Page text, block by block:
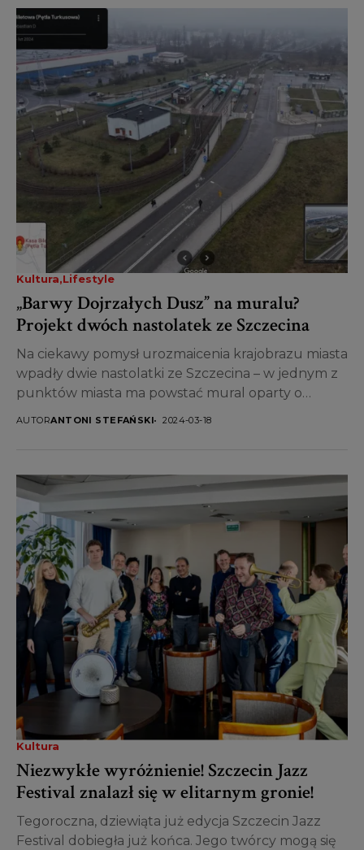
Kultura Lifestyle
„Barwy Dojrzałych Dusz” na muralu?
Projekt dwóch nastolatek ze Szczecina
Na ciekawy pomysł urozmaicenia krajobrazu miasta
wpadły dwie nastolatki ze Szczecina – w jednym z
punktów miasta ma powstać mural oparty o
AUTORANTONI STEFAŃSKI 2024-03-18
Kultura
Niezwykłe wyróżnienie! Szczecin Jazz
Festival znalazł się w elitarnym gronie!
Tegoroczna, dziewiąta już edycja Szczecin Jazz
Festival dobiegła już końca. Jego twórcy mogą się